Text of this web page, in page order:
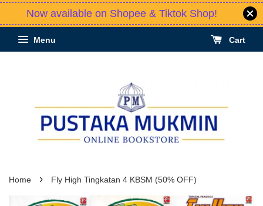
Now available on Shopee & Tiktok Shop!
Menu Cart
Home › Fly High Tingkatan 4 KBSM (50% OFF)